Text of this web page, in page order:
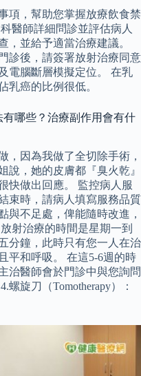
項，幫助您掌握放療飲食禁
醫師詳細問診並評估病人
，並給予適當治療建議。
診後，請簽署放射治療同意
電腦斷層模擬定位。 在乳
乳癌的比例很低。
哪些？治療副作用會有什
，因為我做了全切除手術，
說，她的皮膚都『臭火乾』
快做出回應。 監控病人服
束時，請病人填寫服務品質
與不足處，俾能隨時改進，
射治療的時間是星期一到
分鐘，此時只有您一人在治
平和呼吸。 在這5-6週的時
治醫師會於門診中與您詢問
旋刀（Tomotherapy）：